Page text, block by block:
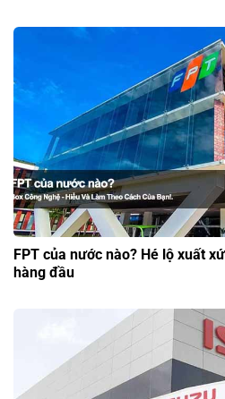
FPT của nước nào? Hé lộ xuất
hàng đầu